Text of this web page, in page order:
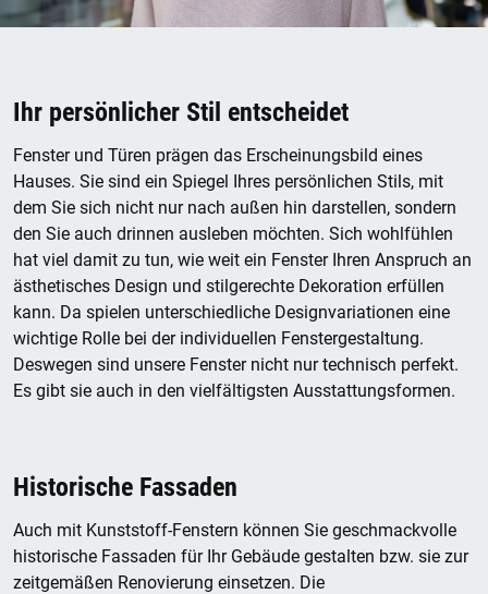
Ihr persönlicher Stil entscheidet
Fenster und Türen prägen das Erscheinungsbild eines
Hauses. Sie sind ein Spiegel Ihres persönlichen Stils, mit
dem Sie sich nicht nur nach außen hin darstellen, sondern
den Sie auch drinnen ausleben möchten. Sich wohlfühlen
hat viel damit zu tun, wie weit ein Fenster Ihren Anspruch an
ästhetisches Design und stilgerechte Dekoration erfüllen
kann. Da spielen unterschiedliche Designvariationen eine
wichtige Rolle bei der individuellen Fenstergestaltung.
Deswegen sind unsere Fenster nicht nur technisch perfekt.
Es gibt sie auch in den vielfältigsten Ausstattungsformen.
Historische Fassaden
Auch mit Kunststoff-Fenstern können Sie geschmackvolle
historische Fassaden für Ihr Gebäude gestalten bzw. sie zur
zeitgemäßen Renovierung einsetzen. Die